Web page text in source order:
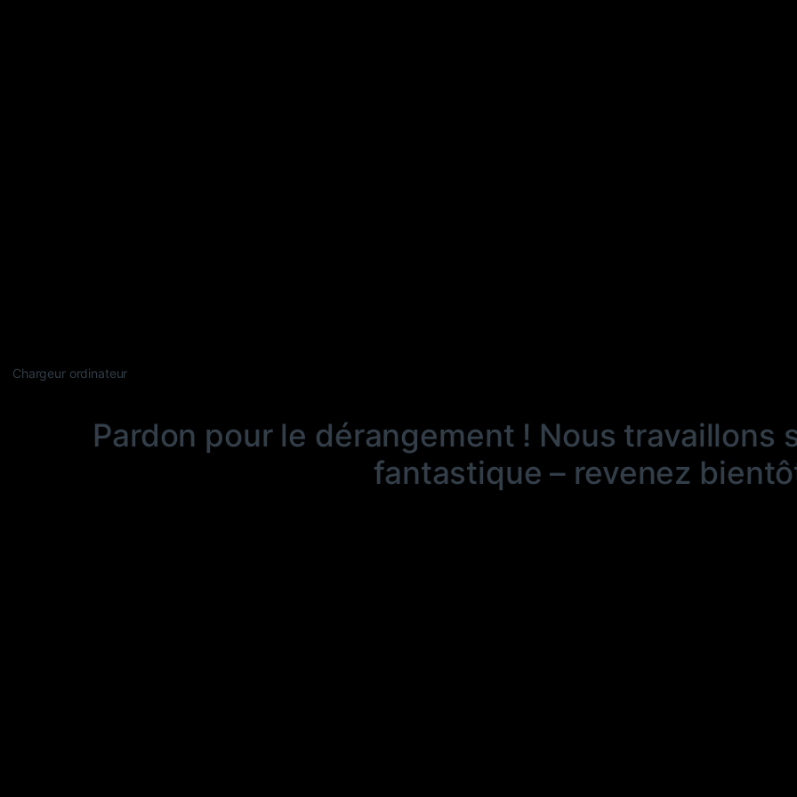
Chargeur ordinateur
Pardon pour le dérangement ! Nous travaillons
fantastique – revenez